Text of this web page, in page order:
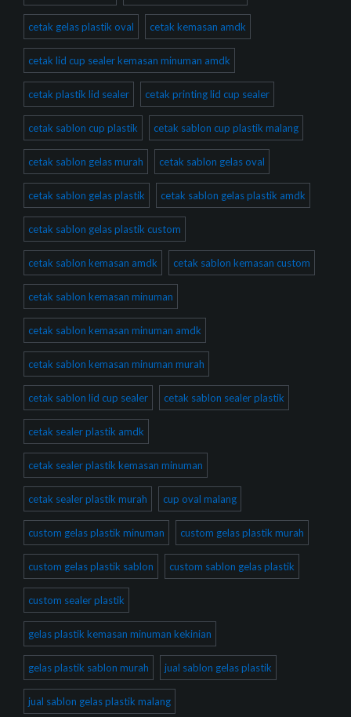
cetak gelas plastik oval cetak kemasan amdk
cetak lid cup sealer kemasan minuman amdk
cetak plastik lid sealer cetak printing lid cup sealer
cetak sablon cup plastik cetak sablon cup plastik malang
cetak sablon gelas murah cetak sablon gelas oval
cetak sablon gelas plastik cetak sablon gelas plastik amdk
cetak sablon gelas plastik custom
cetak sablon kemasan amdk cetak sablon kemasan custom
cetak sablon kemasan minuman
cetak sablon kemasan minuman amdk
cetak sablon kemasan minuman murah
cetak sablon lid cup sealer cetak sablon sealer plastik
cetak sealer plastik amdk
cetak sealer plastik kemasan minuman
cetak sealer plastik murah cup oval malang
custom gelas plastik minuman custom gelas plastik murah
custom gelas plastik sablon custom sablon gelas plastik
custom sealer plastik
gelas plastik kemasan minuman kekinian
gelas plastik sablon murah jual sablon gelas plastik
jual sablon gelas plastik malang